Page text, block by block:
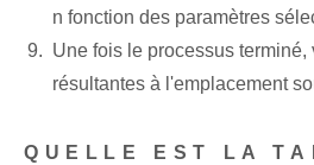
n fonction des paramètres
Une fois le processus
résultantes à l'emplacement
QUELLE EST LA